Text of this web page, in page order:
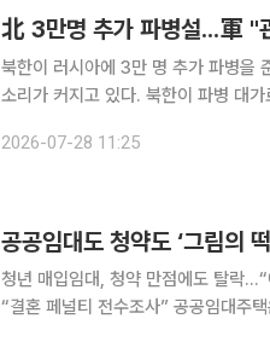
北 3만명 추가 파병설...軍 "
북한이 러시아에 3만 명 추가 파병을
소리가 커지고 있다. 북한이 파병 대
2026-07-28 11:25
청년 매입임대, 청약 만점에도 탈락
“결혼 페널티 전수조사” 공공임대주택은 경쟁이 치열해 입주하기 어렵고, 청약은 높은 분양가와 계